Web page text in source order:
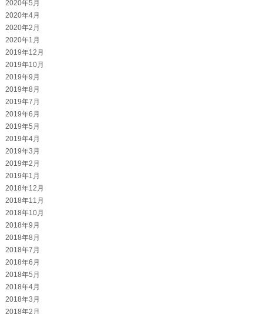
2020年5月
2020年4月
2020年2月
2020年1月
2019年12月
2019年10月
2019年9月
2019年8月
2019年7月
2019年6月
2019年5月
2019年4月
2019年3月
2019年2月
2019年1月
2018年12月
2018年11月
2018年10月
2018年9月
2018年8月
2018年7月
2018年6月
2018年5月
2018年4月
2018年3月
2018年2月